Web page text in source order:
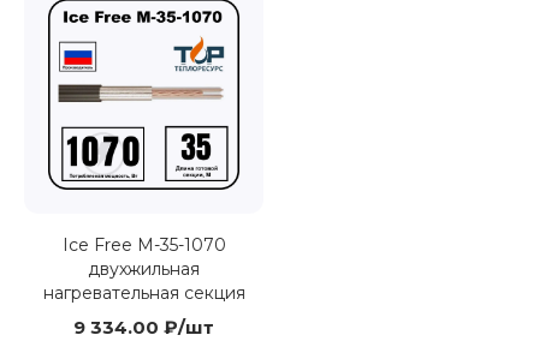
Ice Free М-35-1070
двухжильная
нагревательная секция
9 334.00 ₽/шт